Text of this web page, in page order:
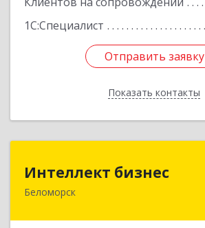
1С:Специалист
Отправить заявку
Показать контакты
Отправить заявку
Назад
Интеллект бизнес
Беломорск